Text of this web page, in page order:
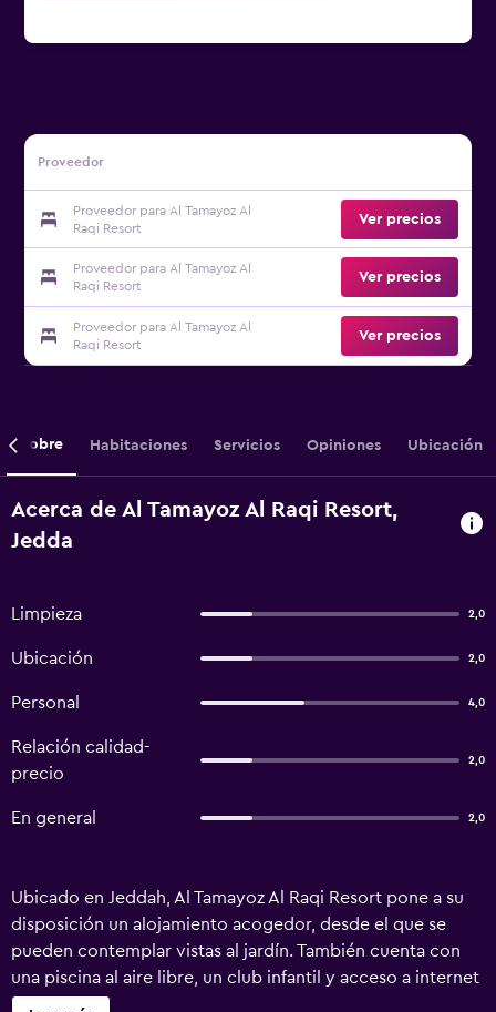
Proveedor
Proveedor para Al Tamayoz Al
Raqi Resort
Ver precios
Proveedor para Al Tamayoz Al
Raqi Resort
Ver precios
Proveedor para Al Tamayoz Al
Raqi Resort
Ver precios
Sobre Habitaciones Servicios Opiniones Ubicación
Acerca de Al Tamayoz Al Raqi Resort,
Jedda
Limpieza 2,0
Ubicación 2,0
Personal 4,0
Relación calidad-
precio
2,0
En general 2,0
Ubicado en Jeddah, Al Tamayoz Al Raqi Resort pone a su
disposición un alojamiento acogedor, desde el que se
pueden contemplar vistas al jardín. También cuenta con
una piscina al aire libre, un club infantil y acceso a internet
gratuito en las zonas públicas. El resort alberga un centro